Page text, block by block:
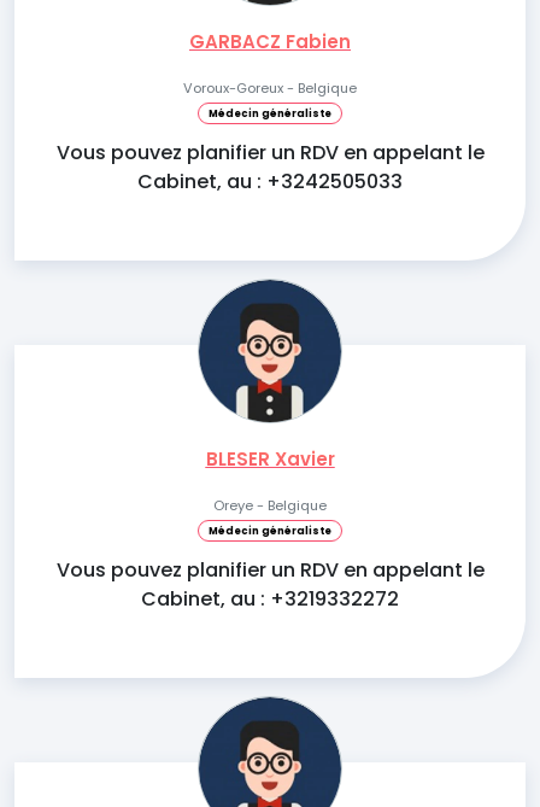
GARBACZ Fabien
Voroux-Goreux - Belgique
Médecin généraliste
Vous pouvez planifier un RDV en appelant le
Cabinet, au : +3242505033
BLESER Xavier
Oreye - Belgique
Médecin généraliste
Vous pouvez planifier un RDV en appelant le
Cabinet, au : +3219332272